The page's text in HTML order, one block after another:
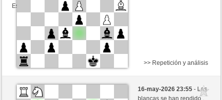
Esta partida es por puntos
Blancas
dan53 (1246) (-12)
Negras
>> Repetición y análisis
16-may-2026 23:55- Las